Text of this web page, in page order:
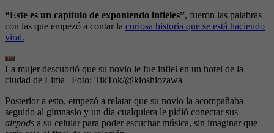
“Este es un capítulo de exponiendo infieles”, fueron las palabras
con las que empezó a contar la curiosa historia que se está haciendo
viral.
La mujer descubrió que su novio le fue infiel en un hotel de la
ciudad de Lima | Foto: TikTok/@kioshiozawa
Posterior a esto, empezó a relatar que su novio la acompañaba
seguido al gimnasio y un día cualquiera le pidió conectar sus
airpods a su celular para poder escuchar música, sin imaginar que